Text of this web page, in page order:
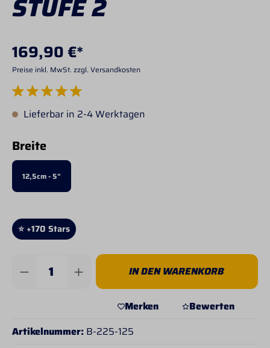
STUFE 2
169,90 €*
Preise inkl. MwSt. zzgl. Versandkosten
Durchschnittliche Bewertung von 5 von 5 Sternen
Lieferbar in 2-4 Werktagen
Breiteauswählen
12,5cm - 5"
⭐ +170 Stars
Produkt Anzahl: Gib den gewünschten
IN DEN WARENKORB
Merken
Bewerten
Artikelnummer: B-225-125